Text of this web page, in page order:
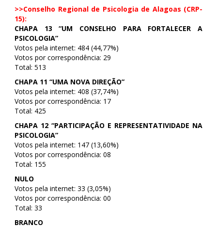
>>Conselho Regional de Psicologia de Alagoas (CRP-
15):
CHAPA 13 “UM CONSELHO PARA FORTALECER A
PSICOLOGIA”
Votos pela internet: 484 (44,77%)
Votos por correspondência: 29
Total: 513
CHAPA 11 “UMA NOVA DIREÇÃO”
Votos pela internet: 408 (37,74%)
Votos por correspondência: 17
Total: 425
CHAPA 12 “PARTICIPAÇÃO E REPRESENTATIVIDADE NA
PSICOLOGIA”
Votos pela internet: 147 (13,60%)
Votos por correspondência: 08
Total: 155
NULO
Votos pela internet: 33 (3,05%)
Votos por correspondência: 00
Total: 33
BRANCO